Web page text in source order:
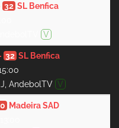
32 SL Benfica
V
32 SL Benfica
J, AndebolTV V
Madeira SAD